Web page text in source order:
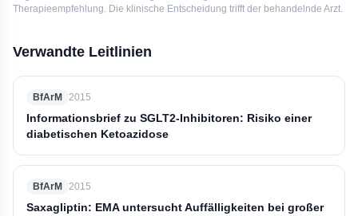
Therapieempfehlung. Die klinische Entscheidung trifft der behandelnde Arzt.
Verwandte Leitlinien
BfArM 2015
Informationsbrief zu SGLT2-Inhibitoren: Risiko einer
diabetischen Ketoazidose
BfArM 2015
Saxagliptin: EMA untersucht Auffälligkeiten bei großer